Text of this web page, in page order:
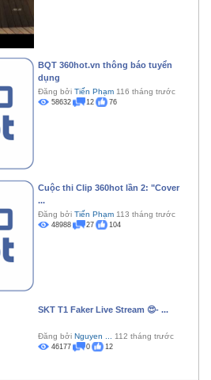
BQT 360hot.vn thông báo tuyển
dụng
Đăng bởi Tiến Phạm 116 tháng trước
58632 12 76
Cuộc thi Clip 360hot lần 2: "Cover
...
Đăng bởi Tiến Phạm 113 tháng trước
48988 27 104
SKT T1 Faker Live Stream 😍- ...
Đăng bởi Nguyen ... 112 tháng trước
46177 0 12